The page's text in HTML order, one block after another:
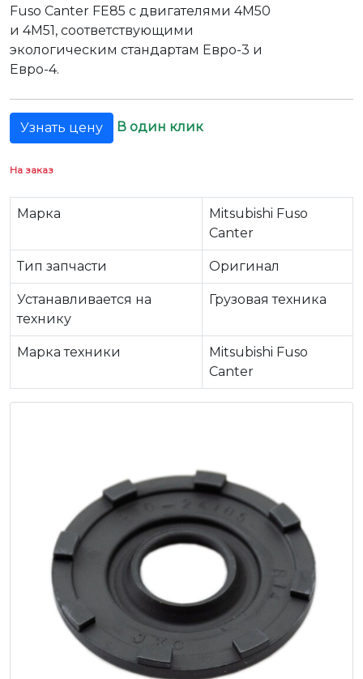
Fuso Canter FE85 с двигателями 4M50
и 4M51, соответствующими
экологическим стандартам Евро-3 и
Евро-4.
Узнать цену В один клик
На заказ
Марка
Mitsubishi Fuso
Canter
Тип запчасти Оригинал
Устанавливается на
технику
Грузовая техника
Марка техники
Mitsubishi Fuso
Canter